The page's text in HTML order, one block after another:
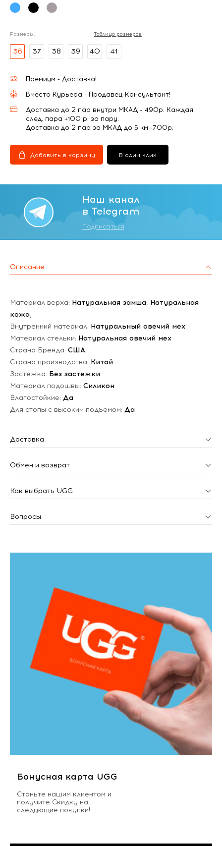
Размеры: Таблица размеров
36 37 38 39 40 41
Премиум - Доставка!
Вместо Курьера - Продавец-Консультант!
Доставка до 2 пар внутри МКАД - 490р. Каждая
след. пара +100 р. за пару.
Доставка до 2 пар за МКАД до 5 км -700р.
Добавить в корзину В один клик
Наш канал
в Telegram
Подписаться
Описание
Материал верха: Натуральная замша, Натуральная
кожа,
Внутренний материал: Натуральный овечий мех
Материал стельки: Натуральная овечий мех
Страна Бренда: США
Страна производства: Китай
Застежка: Без застежки
Материал подошвы: Силикон
Влагостойкие: Да
Для стопы с высоким подъемом: Да
Доставка
Обмен и возврат
Как выбрать UGG
Вопросы
Бонусная карта UGG
Станьте нашим клиентом и
получите Скидку на
следующие покупки!